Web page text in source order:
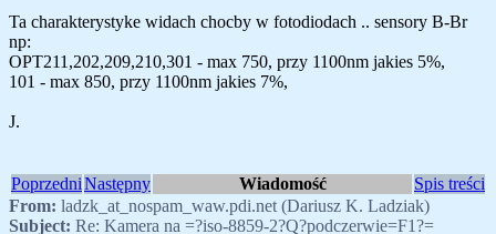
Ta charakterystyke widach chocby w fotodiodach .. sensory B-Br
np:
OPT211,202,209,210,301 - max 750, przy 1100nm jakies 5%,
101 - max 850, przy 1100nm jakies 7%,
J.
PoprzedniNastępny Wiadomość
Spis treści
From: ladzk_at_nospam_waw.pdi.net (Dariusz K. Ladziak)
Subject: Re: Kamera na =?iso-8859-2?Q?podczerwie=F1?=